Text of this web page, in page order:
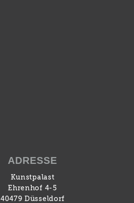
ADRESSE
Kunstpalast
Ehrenhof 4-5
40479 Düsseldorf